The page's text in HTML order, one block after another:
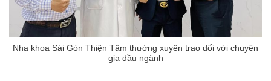
Nha khoa Sài Gòn Thiện Tâm thường xuyên trao dổi với chuyên
gia đầu ngành